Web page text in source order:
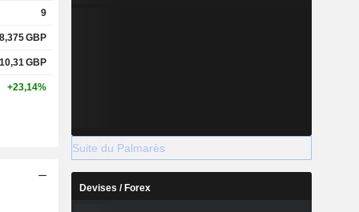
9
8,375GBP
10,31 GBP
+23,14%
Suite du Palmarès
Devises / Forex